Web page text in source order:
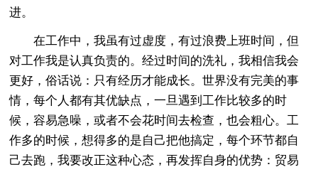
进。
在工作中，我虽有过虚度，有过浪费上班时间，但
对工作我是认真负责的。经过时间的洗礼，我相信我会
更好，俗话说：只有经历才能成长。世界没有完美的事
情，每个人都有其优缺点，一旦遇到工作比较多的时
候，容易急噪，或者不会花时间去检查，也会粗心。工
作多的时候，想得多的是自己把他搞定，每个环节都自
己去跑，我要改正这种心态，再发挥自身的优势：贸易